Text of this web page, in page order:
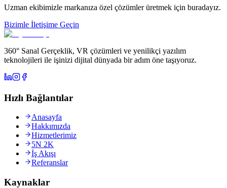
Uzman ekibimizle markanıza özel çözümler üretmek için buradayız.
Bizimle İletişime Geçin
360° Sanal Gerçeklik, VR çözümleri ve yenilikçi yazılım
teknolojileri ile işinizi dijital dünyada bir adım öne taşıyoruz.
Hızlı Bağlantılar
Anasayfa
Hakkımızda
Hizmetlerimiz
5N 2K
İş Akışı
Referanslar
Kaynaklar